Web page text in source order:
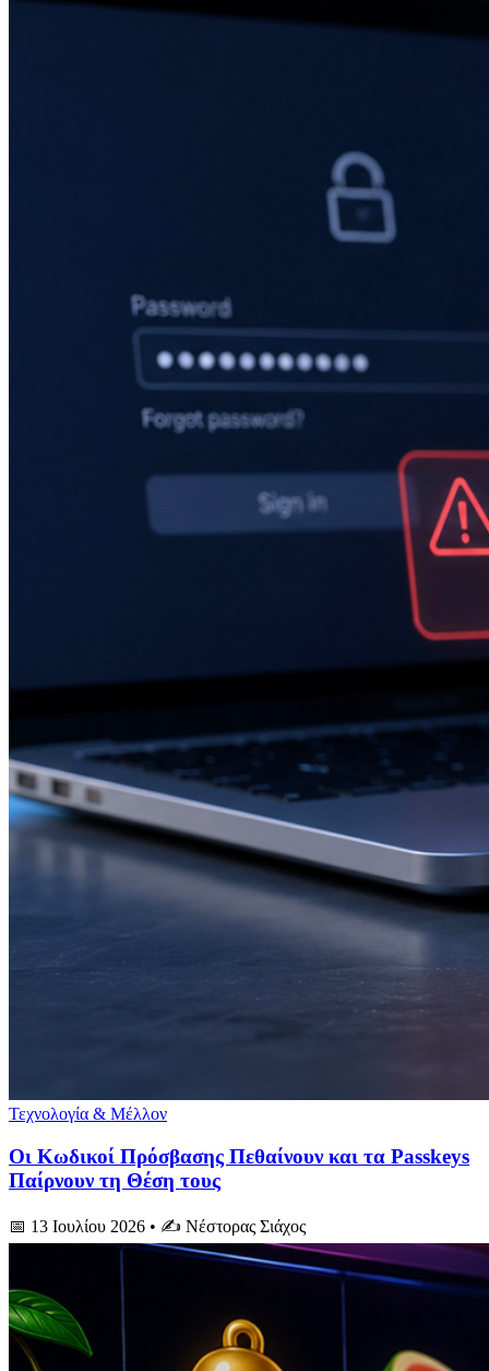
Τεχνολογία & Μέλλον
Οι Κωδικοί Πρόσβασης Πεθαίνουν και τα Passkeys
Παίρνουν τη Θέση τους
📅 13 Ιουλίου 2026 • ✍️ Νέστορας Σιάχος